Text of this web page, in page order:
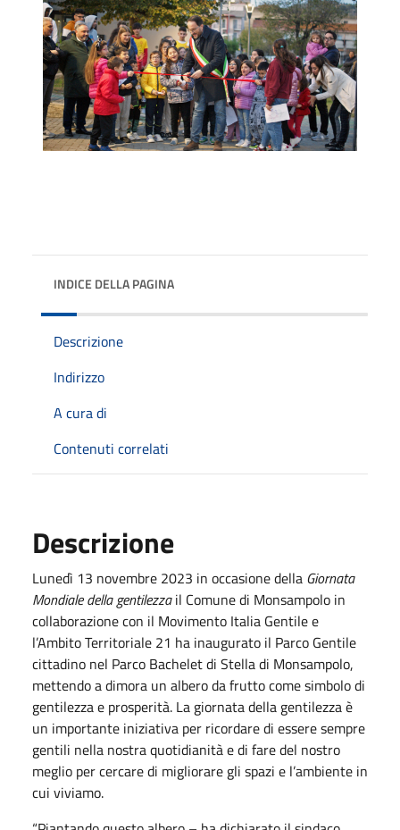
INDICE DELLA PAGINA
Descrizione
Indirizzo
A cura di
Contenuti correlati
Descrizione
Lunedì 13 novembre 2023 in occasione della Giornata
Mondiale della gentilezzail Comune di Monsampolo in
collaborazione con il Movimento Italia Gentile e
l’Ambito Territoriale 21 ha inaugurato il Parco Gentile
cittadino nel Parco Bachelet di Stella di Monsampolo,
mettendo a dimora un albero da frutto come simbolo di
gentilezza e prosperità. La giornata della gentilezza è
un importante iniziativa per ricordare di essere sempre
gentili nella nostra quotidianità e di fare del nostro
meglio per cercare di migliorare gli spazi e l’ambiente in
cui viviamo.